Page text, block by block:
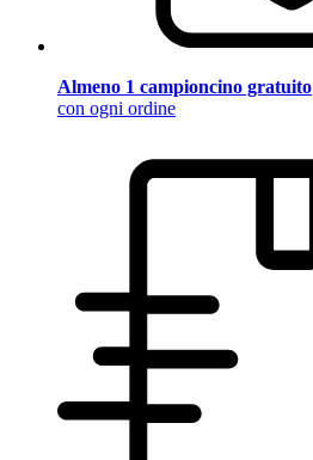
Almeno 1 campioncino gratuito
con ogni ordine